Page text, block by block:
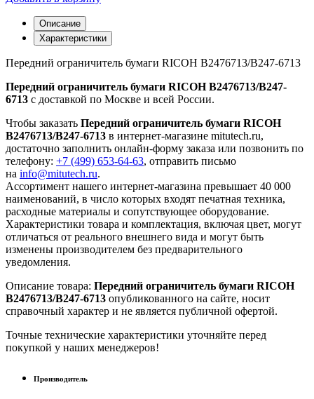
Описание
Характеристики
Передний ограничитель бумаги RICOH B2476713/B247-6713
Передний ограничитель бумаги RICOH B2476713/B247-
6713 с доставкой по Москве и всей России.
Чтобы заказать Передний ограничитель бумаги RICOH
B2476713/B247-6713 в интернет-магазине mitutech.ru,
достаточно заполнить онлайн-форму заказа или позвонить по
телефону: +7 (499) 653-64-63, отправить письмо
на info@mitutech.ru.
Ассортимент нашего интернет-магазина превышает 40 000
наименований, в число которых входят печатная техника,
расходные материалы и сопутствующее оборудование.
Характеристики товара и комплектация, включая цвет, могут
отличаться от реального внешнего вида и могут быть
изменены производителем без предварительного
уведомления.
Описание товара: Передний ограничитель бумаги RICOH
B2476713/B247-6713 опубликованного на сайте, носит
справочный характер и не является публичной офертой.
Точные технические характеристики уточняйте перед
покупкой у наших менеджеров!
Производитель